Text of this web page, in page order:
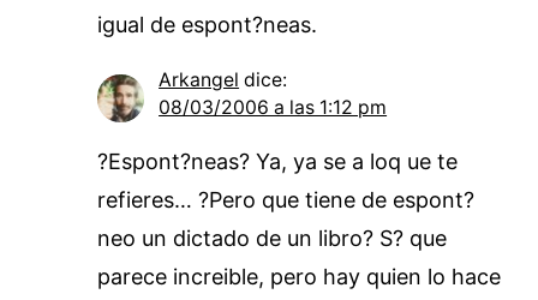
igual de espont?neas.
Arkangel dice:
08/03/2006 a las 1:12 pm
?Espont?neas? Ya, ya se a loq ue te
refieres… ?Pero que tiene de espont?
neo un dictado de un libro? S? que
parece increible, pero hay quien lo hace